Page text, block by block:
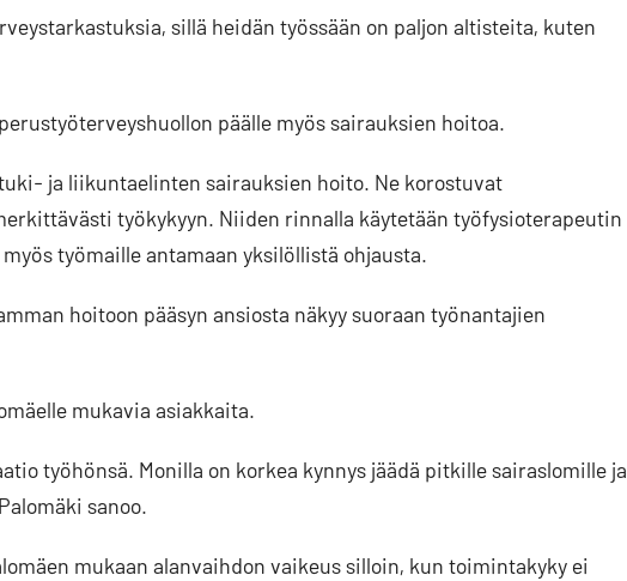
sillä heidän työssään on paljon altisteita, kuten
päälle myös sairauksien hoitoa.
ja liikuntaelinten sairauksien hoito. Ne korostuvat
työkykyyn. Niiden rinnalla käytetään työfysioterapeutin
työmaille antamaan yksilöllistä ohjausta.
hoitoon pääsyn ansiosta näkyy suoraan työnantajien
mukavia asiakkaita.
työhönsä. Monilla on korkea kynnys jäädä pitkille sairaslomille ja
sanoo.
mukaan alanvaihdon vaikeus silloin, kun toimintakyky ei